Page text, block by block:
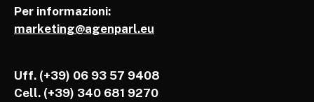
Per informazioni:
marketing@agenparl.eu
Uff. (+39) 06 93 57 9408
Cell. (+39) 340 681 9270